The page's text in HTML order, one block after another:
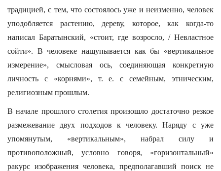
традицией, с тем, что состоялось уже и неизменно, человек
уподобляется растению, дереву, которое, как когда-то
написал Баратынский, «стоит, где возросло, / Невластное
сойти». В человеке нащупывается как бы «вертикальное
измерение», смысловая ось, соединяющая конкретную
личность с «корнями», т. е. с семейным, этническим,
религиозным прошлым.
В начале прошлого столетия произошло достаточно резкое
размежевание двух подходов к человеку. Наряду с уже
упомянутым, «вертикальным», набрал силу и
противоположный, условно говоря, «горизонтальный»
ракурс изображения человека, предполагавший поиск не